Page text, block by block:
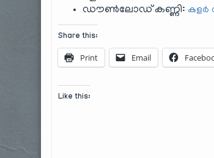
ഡൗൺലോഡ് കണ്ണി: കളർ
Share this:
Print Email
Like this: